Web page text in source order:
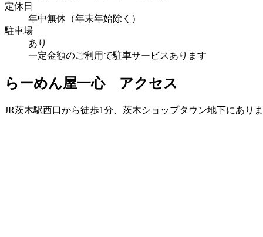
定休日
年中無休（年末年始除く）
駐車場
あり
一定金額のご利用で駐車サービスあります
らーめん屋一心 アクセス
JR茨木駅西口から徒歩1分、茨木ショップタウン地下にありま